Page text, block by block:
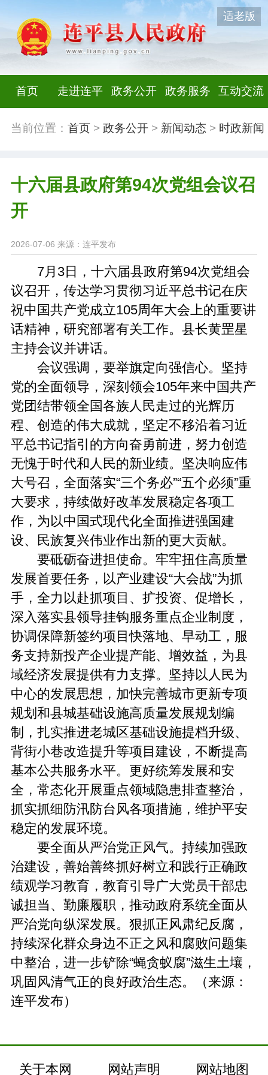
适老版
首页 走进连平 政务公开 政务服务 互动交流
当前位置： 首页> 政务公开> 新闻动态 > 时政新闻
十六届县政府第94次党组会议召
开
2026-07-06 来源：连平发布
7月3日，十六届县政府第94次党组会
议召开，传达学习贯彻习近平总书记在庆
祝中国共产党成立105周年大会上的重要讲
话精神，研究部署有关工作。县长黄罡星
主持会议并讲话。
会议强调，要举旗定向强信心。坚持
党的全面领导，深刻领会105年来中国共产
党团结带领全国各族人民走过的光辉历
程、创造的伟大成就，坚定不移沿着习近
平总书记指引的方向奋勇前进，努力创造
无愧于时代和人民的新业绩。坚决响应伟
大号召，全面落实“三个务必”“五个必须”重
大要求，持续做好改革发展稳定各项工
作，为以中国式现代化全面推进强国建
设、民族复兴伟业作出新的更大贡献。
要砥砺奋进担使命。牢牢扭住高质量
发展首要任务，以产业建设“大会战”为抓
手，全力以赴抓项目、扩投资、促增长，
深入落实县领导挂钩服务重点企业制度，
协调保障新签约项目快落地、早动工，服
务支持新投产企业提产能、增效益，为县
域经济发展提供有力支撑。坚持以人民为
中心的发展思想，加快完善城市更新专项
规划和县城基础设施高质量发展规划编
制，扎实推进老城区基础设施提档升级、
背街小巷改造提升等项目建设，不断提高
基本公共服务水平。更好统筹发展和安
全，常态化开展重点领域隐患排查整治，
抓实抓细防汛防台风各项措施，维护平安
稳定的发展环境。
要全面从严治党正风气。持续加强政
治建设，善始善终抓好树立和践行正确政
绩观学习教育，教育引导广大党员干部忠
诚担当、勤廉履职，推动政府系统全面从
严治党向纵深发展。狠抓正风肃纪反腐，
持续深化群众身边不正之风和腐败问题集
中整治，进一步铲除“蝇贪蚁腐”滋生土壤，
巩固风清气正的良好政治生态。（来源：
连平发布）
关于本网 网站声明 网站地图